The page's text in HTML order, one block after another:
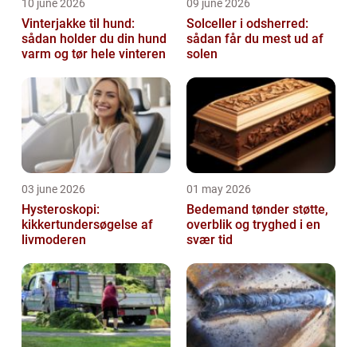
10 june 2026
Vinterjakke til hund:
sådan holder du din hund
varm og tør hele vinteren
09 june 2026
Solceller i odsherred:
sådan får du mest ud af
solen
03 june 2026
Hysteroskopi:
kikkertundersøgelse af
livmoderen
01 may 2026
Bedemand tønder støtte,
overblik og tryghed i en
svær tid